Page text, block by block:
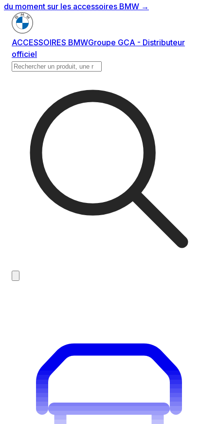
du moment sur les accessoires BMW →
ACCESSOIRES BMWGroupe GCA - Distributeur
officiel